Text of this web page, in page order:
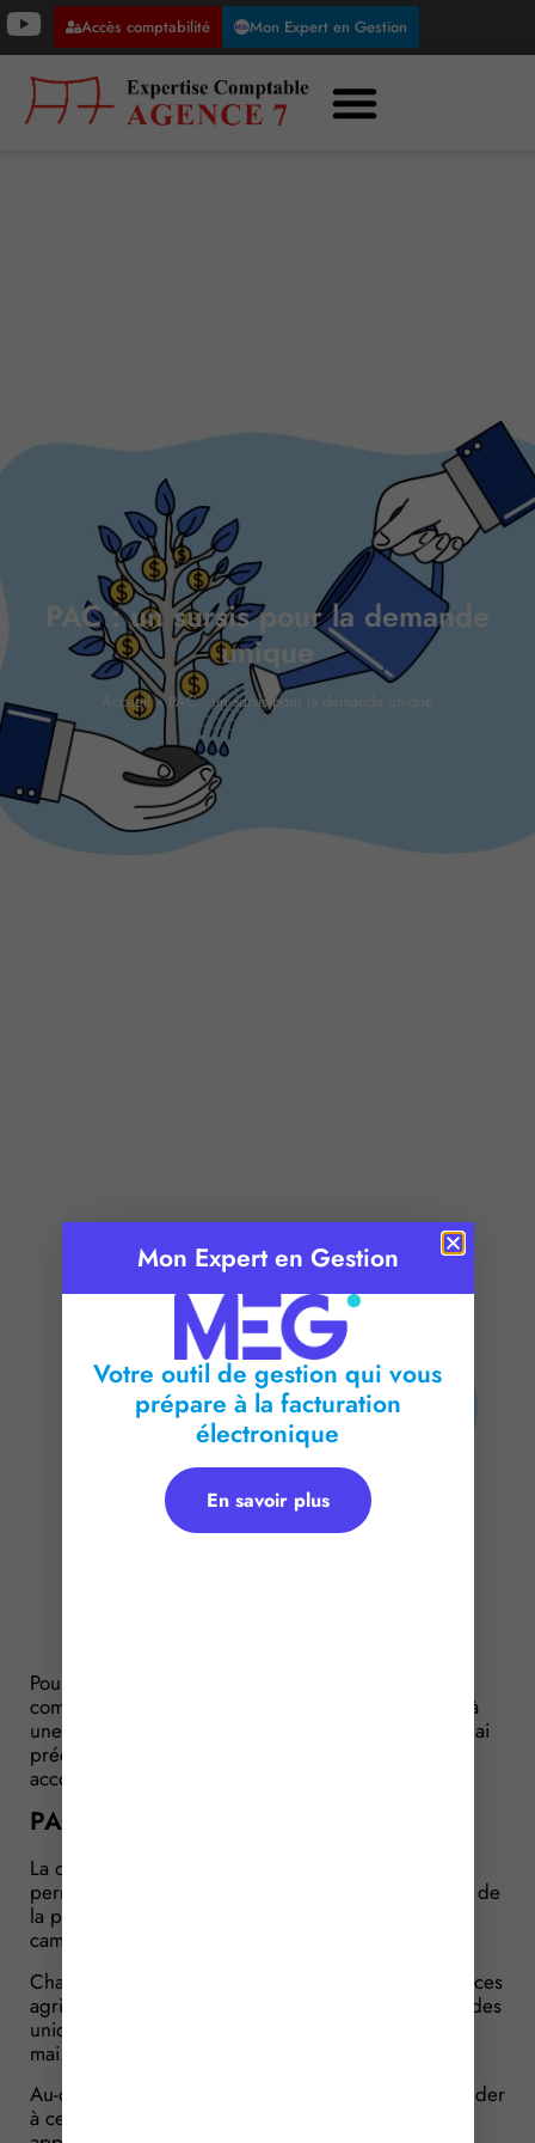
Accès comptabilité Mon Expert en Gestion
PAC : un sursis pour la demande
unique
Accueil» PAC : un sursis pour la demande unique
Publié le : 4 mai 2026
Temps de lecture : 2 minutes
Pour bénéficier des aides de la politique agricole
commune (PAC), les agriculteurs doivent procéder à
une demande unique qui doit être faite dans un délai
précis. Pour 2026, une certaine souplesse est
accordée concernant ce délai…
PAC : un report des pénalités
La demande unique est la première démarche
permettant aux agriculteurs de bénéficier des aides de
la politique agricole commune (PAC) pour la
campagne en cours.
Chaque année, pour les aides fondées sur les surfaces
agricoles exploitées par les agriculteurs, les demandes
uniques doivent être faites entre le 1er avril et le 15
mai.
Au-delà de cette période, il reste possible de procéder
à cette demande, néanmoins une pénalité sera
Mon Expert en Gestion
Votre outil de gestion qui vous
prépare à la facturation
électronique
En savoir plus